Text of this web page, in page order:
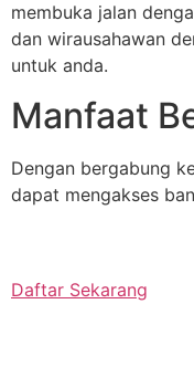
membuka jalan
dan wirausahawan
untuk anda.
Manfaat
Dengan bergabung
dapat mengakses
Daftar Sekarang